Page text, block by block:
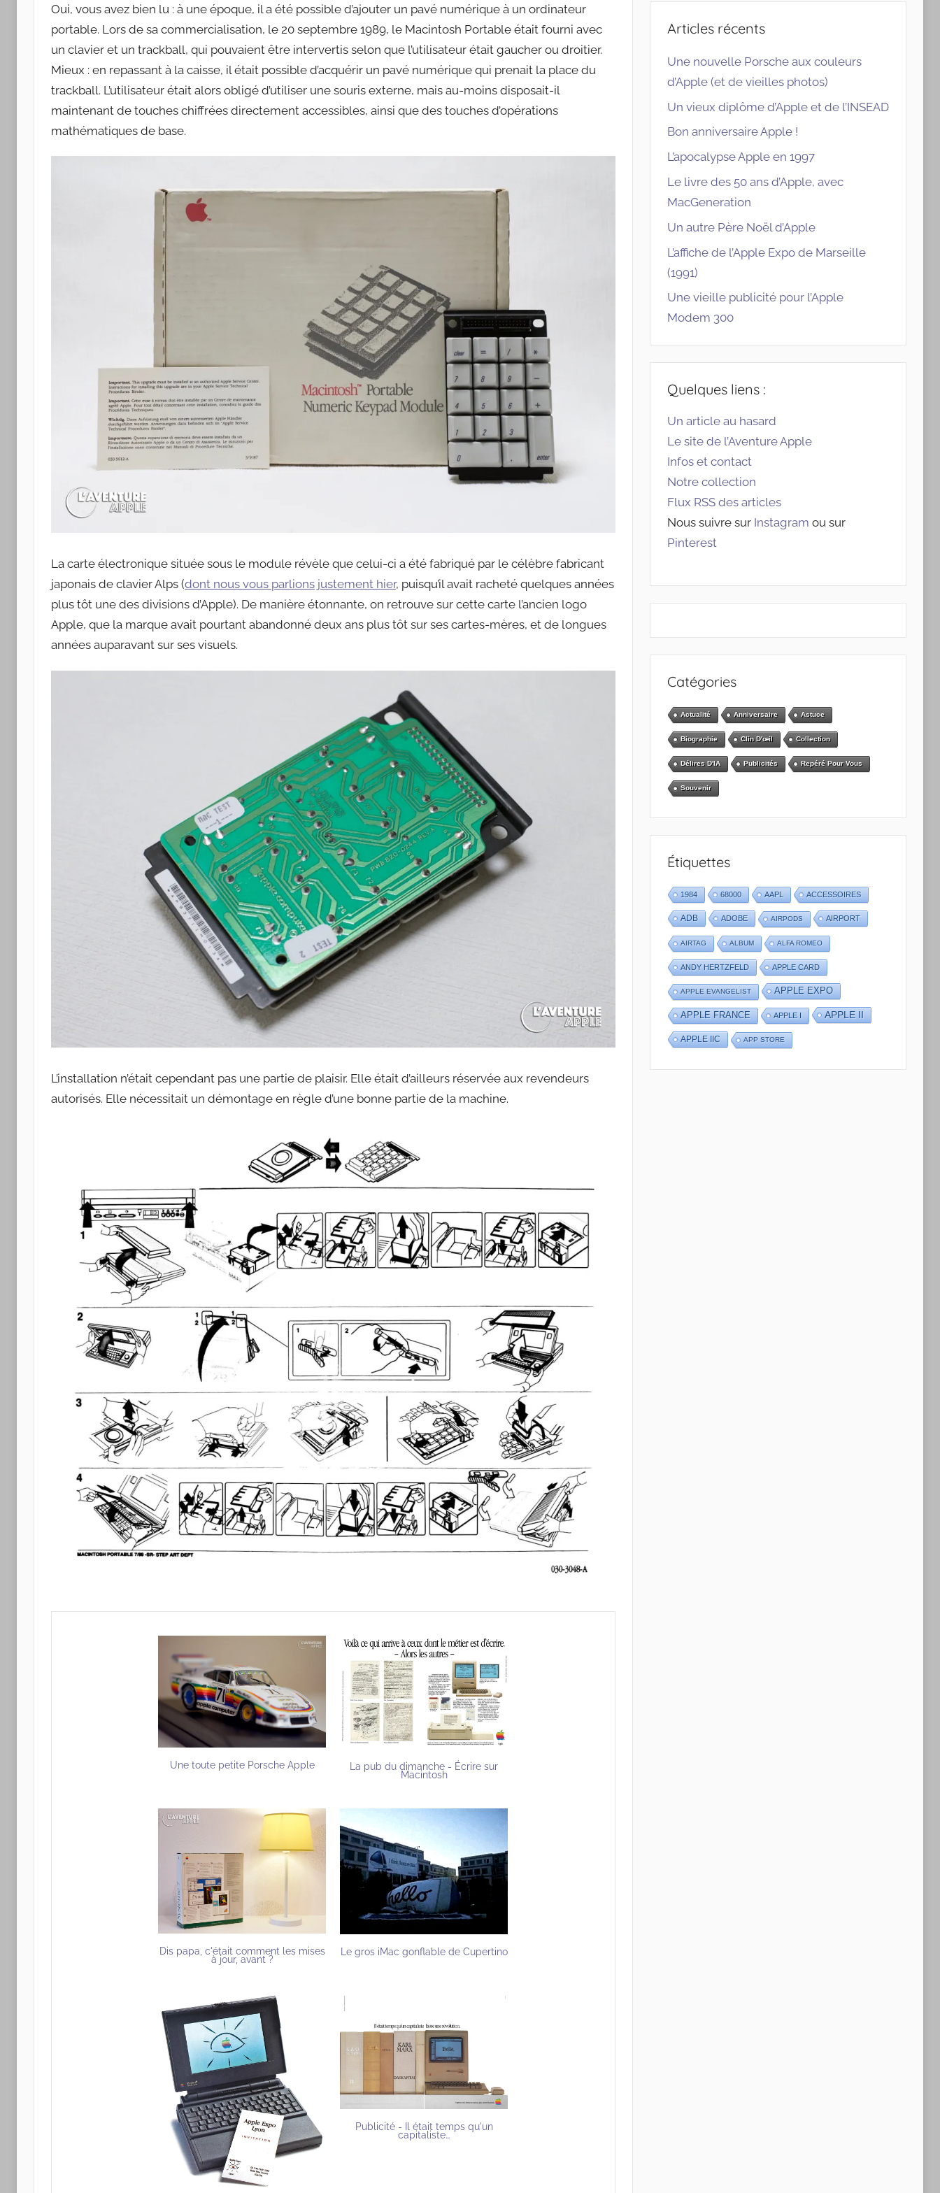
Apple
Oui, vous avez bien lu : à une époque, il a été possible d’ajouter un pavé numérique à un ordinateur
portable. Lors de sa commercialisation, le 20 septembre 1989, le Macintosh Portable était fourni avec
un clavier et un trackball, qui pouvaient être intervertis selon que l’utilisateur était gaucher ou droitier.
Mieux : en repassant à la caisse, il était possible d’acquérir un pavé numérique qui prenait la place du
trackball. L’utilisateur était alors obligé d’utiliser une souris externe, mais au-moins disposait-il
maintenant de touches chiffrées directement accessibles, ainsi que des touches d’opérations
mathématiques de base.
La carte électronique située sous le module révèle que celui-ci a été fabriqué par le célèbre fabricant
japonais de clavier Alps (dont nous vous parlions justement hier, puisqu’il avait racheté quelques années
plus tôt une des divisions d’Apple). De manière étonnante, on retrouve sur cette carte l’ancien logo
Apple, que la marque avait pourtant abandonné deux ans plus tôt sur ses cartes-mères, et de longues
années auparavant sur ses visuels.
L’installation n’était cependant pas une partie de plaisir. Elle était d’ailleurs réservée aux revendeurs
autorisés. Elle nécessitait un démontage en règle d’une bonne partie de la machine.
Une toute petite Porsche Apple La pub du dimanche - Écrire sur
Macintosh
Dis papa, c'était comment les mises
à jour, avant ?
Le gros iMac gonflable de Cupertino
Publicité - Il était temps qu'un
capitaliste…
Articles récents
Une nouvelle Porsche aux couleurs
d’Apple (et de vieilles photos)
Un vieux diplôme d’Apple et de l’INSEAD
Bon anniversaire Apple !
L’apocalypse Apple en 1997
Le livre des 50 ans d’Apple, avec
MacGeneration
Un autre Père Noël d’Apple
L’affiche de l’Apple Expo de Marseille
(1991)
Une vieille publicité pour l’Apple
Modem 300
Quelques liens :
Un article au hasard
Le site de l’Aventure Apple
Infos et contact
Notre collection
Flux RSS des articles
Nous suivre sur Instagram ou sur
Pinterest
Catégories
Actualité Anniversaire Astuce
Biographie Clin D'œil Collection
Délires D'IA Publicités Repéré Pour Vous
Souvenir
Étiquettes
1984 68000 AAPL ACCESSOIRES
ADB ADOBE AIRPODS AIRPORT
AIRTAG ALBUM ALFA ROMEO
ANDY HERTZFELD APPLE CARD
APPLE EVANGELIST APPLE EXPO
APPLE FRANCE APPLE I APPLE II
APPLE IIC APP STORE